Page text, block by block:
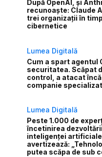
După OpenAI, și
recunoaște: Claude
trei organizații în
cibernetice
Lumea Digitală
Cum a spart agentul
securitatea. Scăpat
control, a atacat încă
companie
Lumea Digitală
Peste 1.000 de
încetinirea dezvoltării
inteligenței
avertizează:
putea scăpa de sub